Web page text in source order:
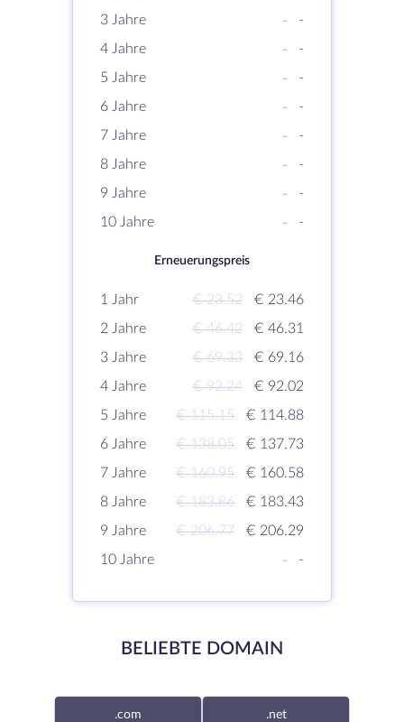
3 Jahre
-
-
4 Jahre
-
-
5 Jahre
-
-
6 Jahre
-
-
7 Jahre
-
-
8 Jahre
-
-
9 Jahre
-
-
10 Jahre
- -
Erneuerungspreis
1 Jahr € 23.52
€ 23.46
2 Jahre
€ 46.42
€ 46.31
3 Jahre
€ 69.33
€ 69.16
4 Jahre
€ 92.24
€ 92.02
5 Jahre
€ 115.15
€ 114.88
6 Jahre
€ 138.05
€ 137.73
7 Jahre
€ 160.95
€ 160.58
8 Jahre
€ 183.86
€ 183.43
9 Jahre
€ 206.77
€ 206.29
10 Jahre
- -
BELIEBTE DOMAIN
.com .net